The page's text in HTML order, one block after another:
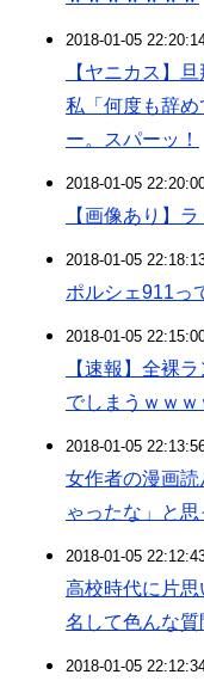
2018-01-05
【ヤニカス】
私「何度も辞
ー。スパーッ！
2018-01-05
【画像あり】
2018-01-05
ポルシェ911っ
2018-01-05
【速報】全裸
でしまうｗｗｗ
2018-01-05
女作者の漫画
ゃったな」と思
2018-01-05
高校時代に片
名して色んな
2018-01-05